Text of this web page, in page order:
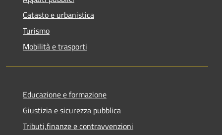
Catasto e urbanistica
Turismo
Mobilità e trasporti
Educazione e formazione
Giustizia e sicurezza pubblica
Tributi,finanze e contravvenzioni